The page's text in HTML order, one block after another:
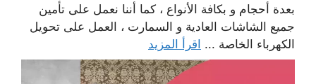
بعدة أحجام و بكافة الأنواع ، كما أننا نعمل على تأمين
جميع الشاشات العادية و السمارت ، العمل على تحويل
الكهرباء الخاصة ... اقرأ المزيد